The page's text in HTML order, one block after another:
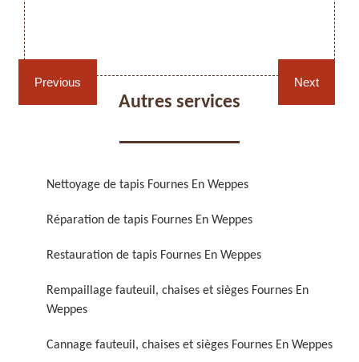
Cannage fauteuil, chaises
Réparation de fauteuil,
chaise et siège 59
Réfection de fauteuil,
chaise et siège 59
Previous Next
Autres services
Nettoyage de tapis Fournes En Weppes
Réparation de tapis Fournes En Weppes
Restauration de tapis Fournes En Weppes
Rempaillage fauteuil, chaises et sièges Fournes En
Weppes
Cannage fauteuil, chaises et sièges Fournes En Weppes